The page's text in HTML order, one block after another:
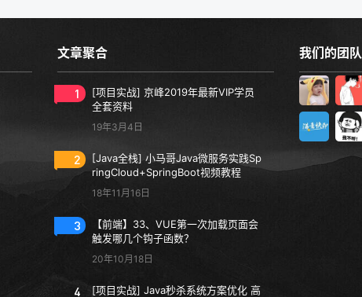
文章聚合
1
[项目实战] 京峰2019年最新VIP学员
全套资料
19年3月4日
2
[Java全栈] 小马哥Java微服务实践Sp
ringCloud+SpringBoot视频教程
18年11月16日
3
【前端】33、VUE第一次加载页面会
触发哪几个钩子函数？
20年10月18日
4 [项目实战] Java秒杀系统方案优化 高
我们的团队